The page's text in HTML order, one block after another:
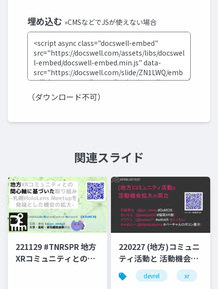
埋め込む »CMSなどでJSが使えない場合
（ダウンロード不可）
関連スライド
221129 #TNRSPR 地方
XRコミュニティとの関
220227 (地方)コミュニ
ティ活動と 活動機会拡
大の両立devrel xr